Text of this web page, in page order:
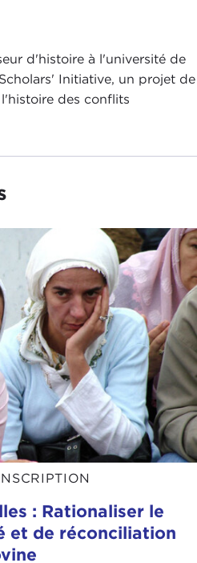
d'histoire à l'université de
Initiative, un projet de
des conflits
: Rationaliser le
et de réconciliation